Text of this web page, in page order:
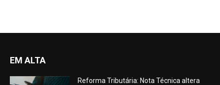
EM ALTA
Reforma Tributária: Nota Técnica altera